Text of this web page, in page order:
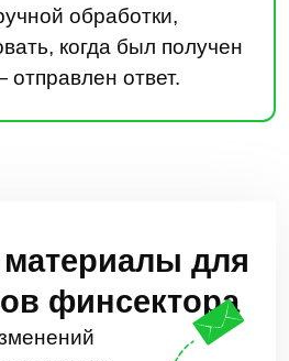
и вторую
Федерации“».
шифрования
2026 года
инфраструктура
Через них
и ответы между ИС
В СМЭВ предусмотрены